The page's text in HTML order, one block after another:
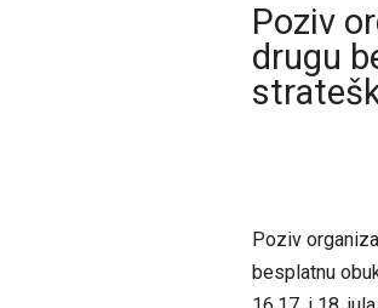
Poziv
drugu
Poziv
besplatnu